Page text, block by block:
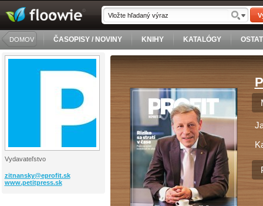
DOMOV ČASOPISY / NOVINY KNIHY KATALÓGY
Vydavateľstvo
zitnansky@eprofit.sk
www.petitpress.sk